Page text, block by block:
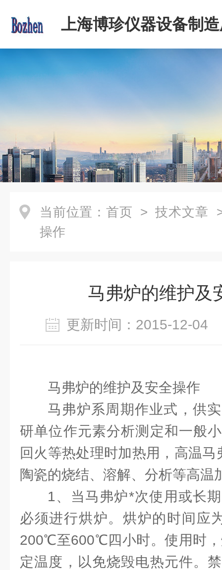
上海博珍仪器设备制
当前位置： 首页 > 技术文章
操作
马弗炉的维护及
更新时间：2015-12-
马弗炉的维护及安全操作
马弗炉系周期作业式，供
研单位作元素分析测定和一般
回火等热处理时加热用，高温
陶瓷的烧结、溶解、分析等高温
1、当马弗炉*次使用或长
必须进行烘炉。烘炉的时间应
200℃至600℃四小时。使用时
定温度，以免烧毁电热元件。